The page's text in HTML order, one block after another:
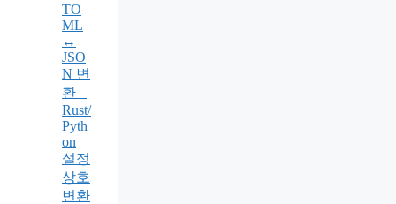
TO
ML
↔
JSO
N 변
환 –
Rust/
Pyth
on
설정
상호
변환